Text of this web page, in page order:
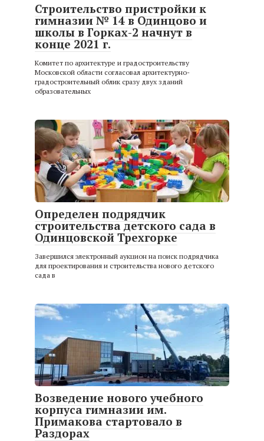
Строительство пристройки к
гимназии № 14 в Одинцово и
школы в Горках-2 начнут в
конце 2021 г.
Комитет по архитектуре и градостроительству
Московской области согласовал архитектурно-
градостроительный облик сразу двух зданий
образовательных
Определен подрядчик
строительства детского сада в
Одинцовской Трехгорке
Завершился электронный аукцион на поиск подрядчика
для проектирования и строительства нового детского
сада в
Возведение нового учебного
корпуса гимназии им.
Примакова стартовало в
Раздорах